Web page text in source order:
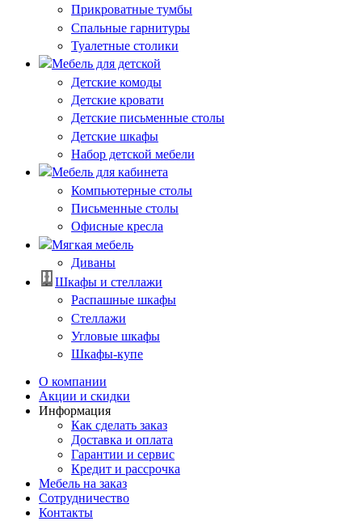
Прикроватные тумбы
Спальные гарнитуры
Туалетные столики
Мебель для детской
Детские комоды
Детские кровати
Детские письменные столы
Детские шкафы
Набор детской мебели
Мебель для кабинета
Компьютерные столы
Письменные столы
Офисные кресла
Мягкая мебель
Диваны
Шкафы и стеллажи
Распашные шкафы
Стеллажи
Угловые шкафы
Шкафы-купе
О компании
Акции и скидки
Информация
Как сделать заказ
Доставка и оплата
Гарантии и сервис
Кредит и рассрочка
Мебель на заказ
Сотрудничество
Контакты